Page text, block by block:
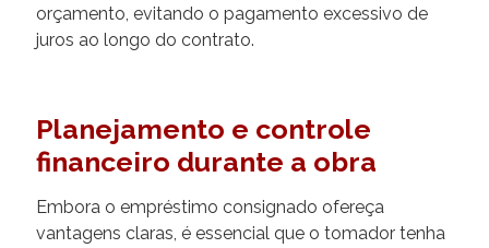
orçamento, evitando o pagamento excessivo de
juros ao longo do contrato.
Planejamento e controle
financeiro durante a obra
Embora o empréstimo consignado ofereça
vantagens claras, é essencial que o tomador tenha